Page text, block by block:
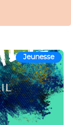
Jeunesse